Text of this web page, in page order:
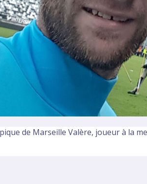
de Marseille Valère, joueur à la